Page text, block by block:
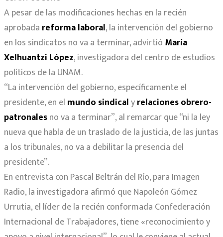
A pesar de las modificaciones hechas en la recién
aprobada reforma laboral, la intervención del gobierno
en los sindicatos no va a terminar, advirtió María
Xelhuantzi López, investigadora del centro de estudios
políticos de la UNAM.
“La intervención del gobierno, específicamente el
presidente, en el mundo sindicalyrelaciones obrero-
patronalesno va a terminar”, al remarcar que “ni la ley
nueva que habla de un traslado de la justicia, de las juntas
a los tribunales, no va a debilitar la presencia del
presidente”.
En entrevista con Pascal Beltrán del Río, para Imagen
Radio, la investigadora afirmó que Napoleón Gómez
Urrutia, el líder de la recién conformada Confederación
Internacional de Trabajadores, tiene «reconocimiento y